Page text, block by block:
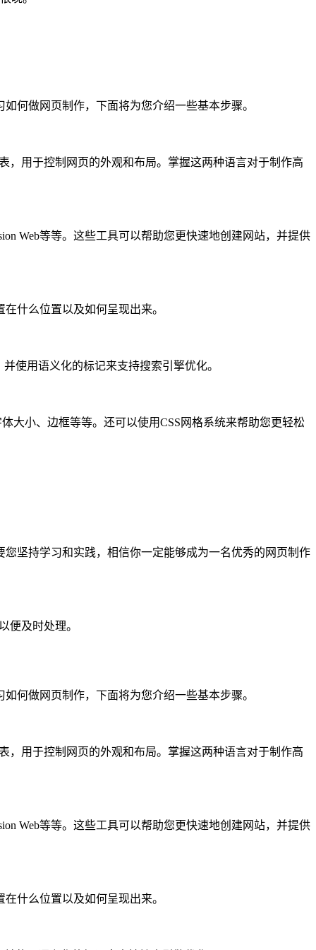
何做网页制作，下面将为您介绍一些基本步骤。
，用于控制网页的外观和布局。掌握这两种语言对于制作高
Web等等。这些工具可以帮助您更快速地创建网站，并提供
什么位置以及如何呈现出来。
使用语义化的标记来支持搜索引擎优化。
大小、边框等等。还可以使用CSS网格系统来帮助您更轻松
坚持学习和实践，相信你一定能够成为一名优秀的网页制作
便及时处理。
何做网页制作，下面将为您介绍一些基本步骤。
，用于控制网页的外观和布局。掌握这两种语言对于制作高
Web等等。这些工具可以帮助您更快速地创建网站，并提供
什么位置以及如何呈现出来。